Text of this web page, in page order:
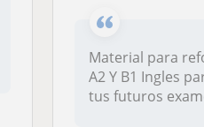
Material para
A2 Y B1 Ingles
tus futuros